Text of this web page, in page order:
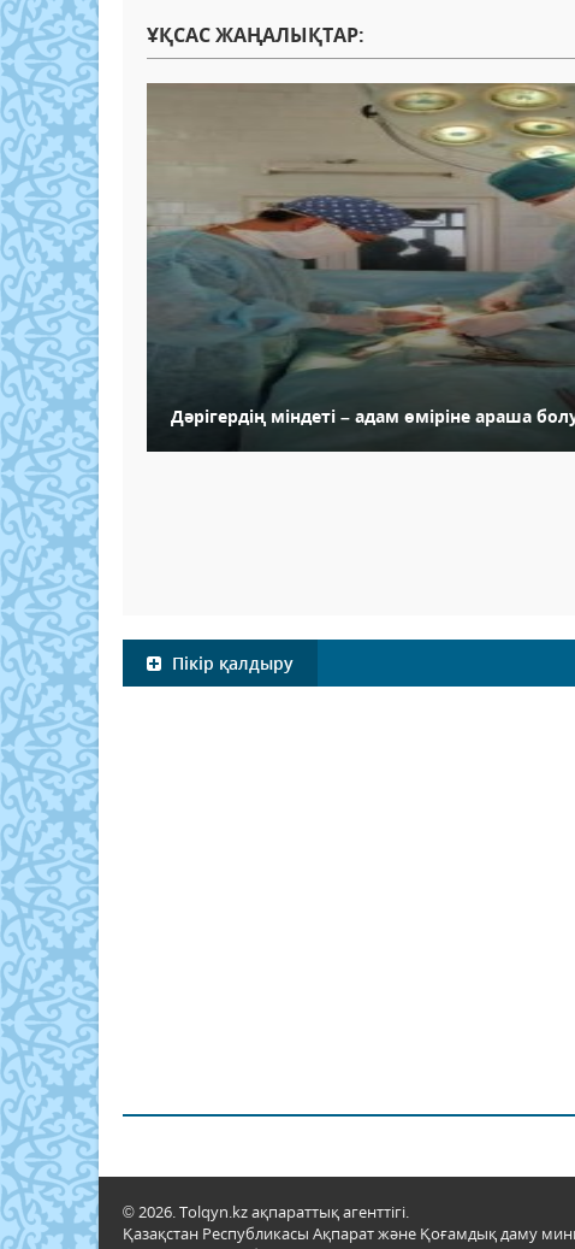
ҰҚСАС ЖАҢАЛЫҚТАР:
Дәрігердің міндеті – адам өміріне араша
Пікір қалдыру
© 2026. Tolqyn.kz ақпараттық агенттігі.
Қазақстан Республикасы Ақпарат және Қоғамдық даму